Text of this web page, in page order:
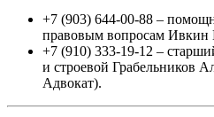
+7 (903) 644-00-88 –
правовым вопросам Ивкин
+7 (910) 333-19-12 –
и строевой Грабельников
Адвокат).